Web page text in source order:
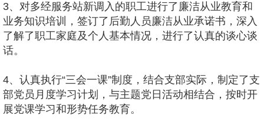
3、对多经服务站新调入的职工进行了廉洁从业教育和
业务知识培训，签订了后勤人员廉洁从业承诺书，深入
了解了职工家庭及个人基本情况，进行了认真的谈心谈
话。
4、认真执行“三会一课”制度，结合支部实际，制定了支
部党员月度学习计划，与主题党日活动相结合，按时开
展党课学习和形势任务教育。